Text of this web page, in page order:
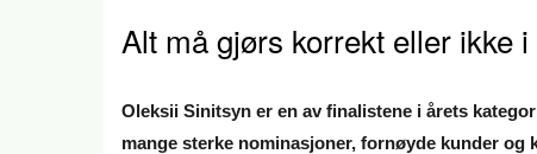
Alt må gjørs korrekt eller ikke
Oleksii Sinitsyn er en av finalistene i årets
mange sterke nominasjoner, fornøyde kunder og